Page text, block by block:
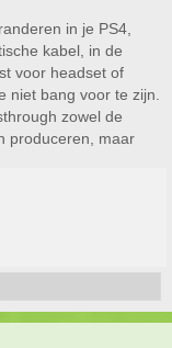
in je PS4,
kabel, in de
voor headset of
niet bang voor te zijn.
zowel de
produceren, maar